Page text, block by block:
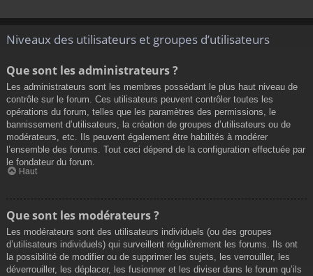
Niveaux des utilisateurs et groupes d’utilisateurs
Que sont les administrateurs ?
Les administrateurs sont les membres possédant le plus haut niveau de
contrôle sur le forum. Ces utilisateurs peuvent contrôler toutes les
opérations du forum, telles que les paramètres des permissions, le
bannissement d’utilisateurs, la création de groupes d’utilisateurs ou de
modérateurs, etc. Ils peuvent également être habilités à modérer
l’ensemble des forums. Tout ceci dépend de la configuration effectuée par
le fondateur du forum.
Haut
Que sont les modérateurs ?
Les modérateurs sont des utilisateurs individuels (ou des groupes
d’utilisateurs individuels) qui surveillent régulièrement les forums. Ils ont
la possibilité de modifier ou de supprimer les sujets, les verrouiller, les
déverrouiller, les déplacer, les fusionner et les diviser dans le forum qu’ils